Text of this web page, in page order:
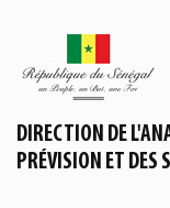
DIRECTION DE
PRÉVISION ET DES